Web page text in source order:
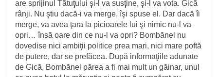
are sprijinul Tătuţului şi‑l va susţine, şi‑l va vota. Gică
rânji. Nu ştiu dacă‑i va merge, îşi spuse el. Dar dacă îi
merge, va avea ţara la picioarele lui şi nimic nu‑l va
opri… însă oare din ce nu‑l va opri? Bombănel nu
dovedise nici ambiţii politice prea mari, nici mare poftă
de putere, dar se prefăcea. După informaţiile adunate
de Gică, Bombănel părea a fi mai mult un găinar, unul